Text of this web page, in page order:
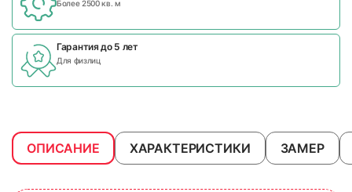
Более 2500 кв. м
Гарантия до 5 лет
Для физлиц
ОПИСАНИЕ ХАРАКТЕРИСТИКИ ЗАМЕР